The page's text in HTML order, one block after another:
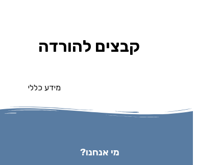
קבצים להורדה
מידע כללי
מי אנחנו?